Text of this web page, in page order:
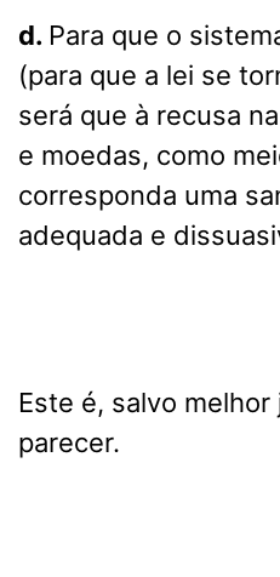
d. Para que o
(para que a lei se
será que à recusa
e moedas, como
corresponda uma
adequada e
Este é, salvo
parecer.